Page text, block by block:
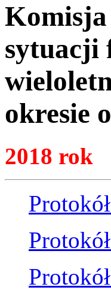
Komisja
sytuacji
okresie
2018 rok